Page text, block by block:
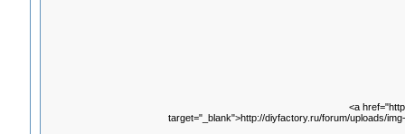
<a
target="_blank">http://diyfactory.ru/forum/uploads/